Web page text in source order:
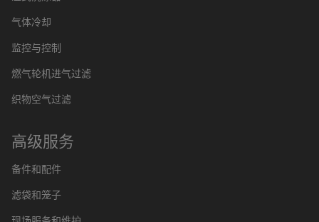
气体冷却
监控与控制
燃气轮机进气过滤
织物空气过滤
高级服务
备件和配件
滤袋和笼子